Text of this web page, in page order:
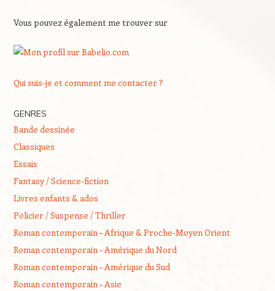
Vous pouvez également me trouver sur
Qui suis-je et comment me contacter ?
GENRES
Bande dessinée
Classiques
Essais
Fantasy / Science-fiction
Livres enfants & ados
Policier / Suspense / Thriller
Roman contemporain – Afrique & Proche-Moyen Orient
Roman contemporain – Amérique du Nord
Roman contemporain – Amérique du Sud
Roman contemporain – Asie